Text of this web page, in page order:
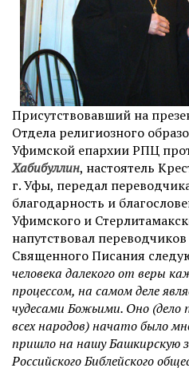
Присутствовавший на
Отдела религиозного
Уфимской епархии РПЦ
Хабибуллин, настоятель
г. Уфы, передал
благодарность и
Уфимского и
напутствовал
Священного Писания
человека далекого от веры
процессом, на самом деле
чудесами Божьими. Оно (дело
всех народов) начато было
пришло на нашу Башкирскую
Российского Библейского